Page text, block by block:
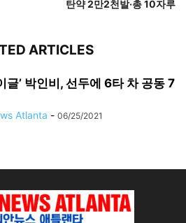
탄약 2만2천발·총 10자루
ARTICLES
글’ 박인비, 선두에 6타 차 공동 7
Atlanta - 06/25/2021